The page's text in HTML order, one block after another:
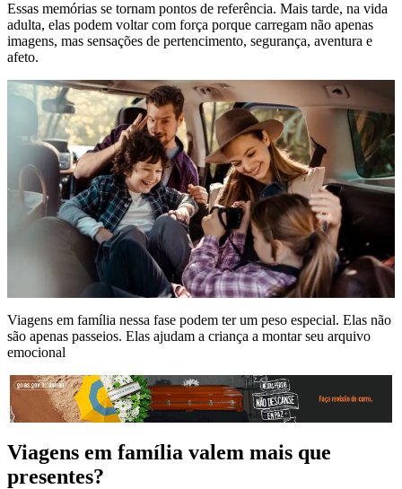
Essas memórias se tornam pontos de referência. Mais tarde, na vida
adulta, elas podem voltar com força porque carregam não apenas
imagens, mas sensações de pertencimento, segurança, aventura e
afeto.
Viagens em família nessa fase podem ter um peso especial. Elas não
são apenas passeios. Elas ajudam a criança a montar seu arquivo
emocional
Viagens em família valem mais que
presentes?